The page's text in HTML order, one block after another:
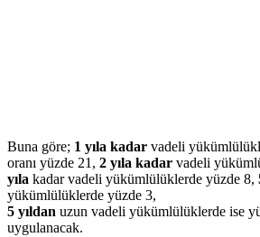
Buna göre; 1 yıla kadar vadeli
oranı yüzde 21, 2 yıla kadar vadeli
yıla kadar vadeli yükümlülüklerde yüzde 8,
yükümlülüklerde yüzde 3,
5 yıldan uzun vadeli yükümlülüklerde ise
uygulanacak.